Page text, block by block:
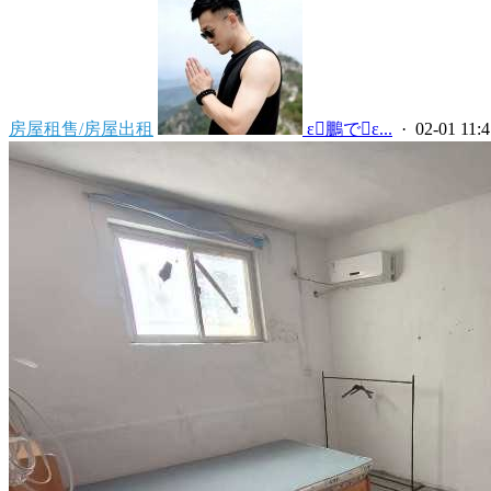
房屋租售/房屋出租  ε鵬でε... · 02-01